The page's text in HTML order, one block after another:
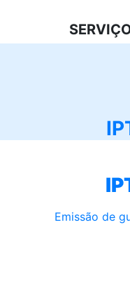
Emissão de